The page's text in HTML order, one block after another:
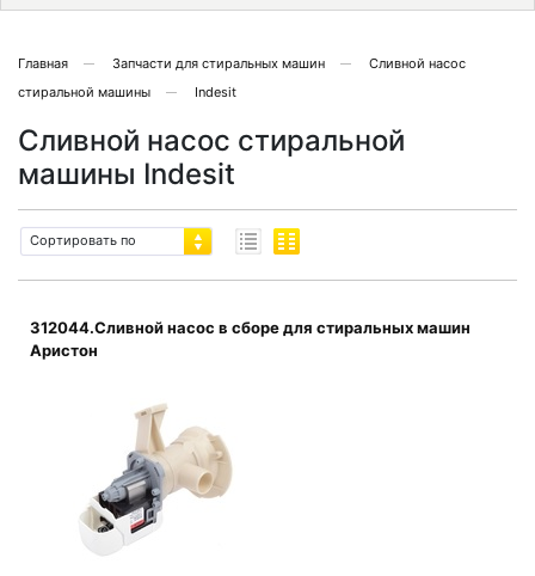
Главная Запчасти для стиральных машин
Сливной насос
стиральной машины
Indesit
Сливной насос стиральной
машины Indesit
Сортировать по
312044.Сливной насос в сборе для стиральных машин
Аристон